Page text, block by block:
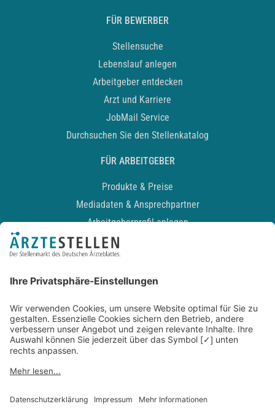
FÜR BEWERBER
Stellensuche
Lebenslauf anlegen
Arbeitgeber entdecken
Arzt und Karriere
JobMail Service
Durchsuchen Sie den Stellenkatalog
FÜR ARBEITGEBER
Produkte & Preise
Mediadaten & Ansprechpartner
Arbeitgeberprofil anlegen
Recruiting-Podcast
Kontakt
Datenschutz
Newsletter